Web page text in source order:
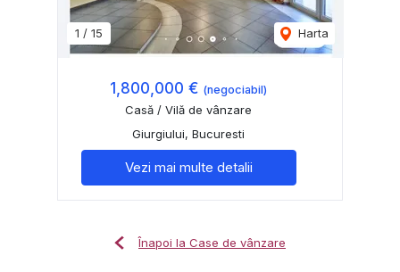
1 / 15 Harta
1,800,000 € (negociabil)
Casă / Vilă de vânzare
Giurgiului, Bucuresti
Vezi mai multe detalii
Înapoi la Case de vânzare